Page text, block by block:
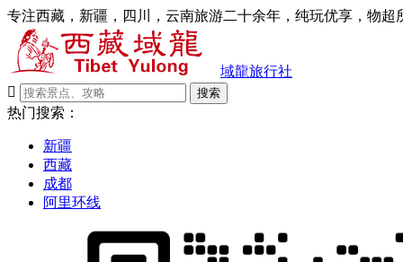
专注西藏，新疆，四川，云南旅游二十余年，纯玩优享，物超
域龍旅行社

搜索
热门搜索：
新疆
西藏
成都
阿里环线